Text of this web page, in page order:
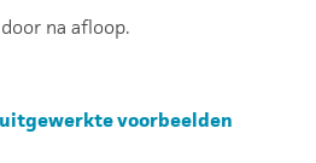
na afloop.
voorbeelden